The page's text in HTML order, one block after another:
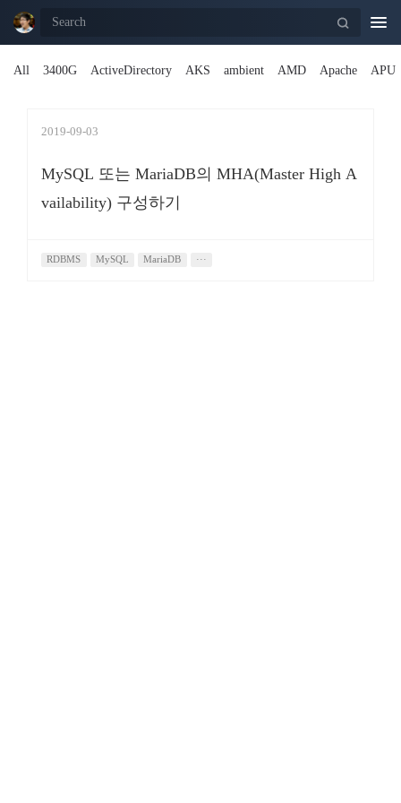
All
3400G ActiveDirectory AKS ambient AMD Apache APU
2019-09-03
MySQL 또는 MariaDB의 MHA(Master High A
vailability) 구성하기
RDBMS MySQL MariaDB ···